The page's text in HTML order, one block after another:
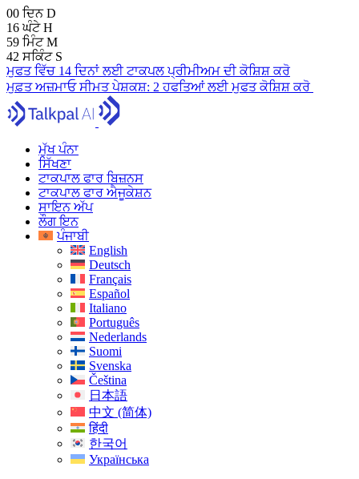
00 ਦਿਨD
16 ਘੰਟੇH
59 ਮਿੰਟM
41 ਸਕਿੰਟ S
ਮੁਫਤ ਵਿੱਚ 14 ਦਿਨਾਂ ਲਈ ਟਾਕਪਲ ਪ੍ਰੀਮੀਅਮ ਦੀ ਕੋਸ਼ਿਸ਼ ਕਰੋ
ਮੁਫ਼ਤ ਅਜ਼ਮਾਓਸੀਮਤ ਪੇਸ਼ਕਸ਼: 2 ਹਫਤਿਆਂ ਲਈ ਮੁਫਤ ਕੋਸ਼ਿਸ਼ ਕਰੋ
ਮੁੱਖ ਪੰਨਾ
ਸਿੱਖਣਾ
ਟਾਕਪਾਲ ਫਾਰ ਬਿਜ਼ਨਸ
ਟਾਕਪਾਲ ਫਾਰ ਐਜੂਕੇਸ਼ਨ
ਸਾਇਨ ਅੱਪ
ਲੌਗ ਇਨ
ਪੰਜਾਬੀ
English
Deutsch
Français
Español
Italiano
Português
Nederlands
Suomi
Svenska
Čeština
日本語
中文 (简体)
हिंदी
한국어
Українська